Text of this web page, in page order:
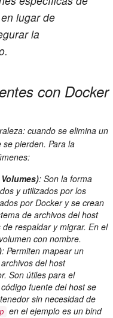
en lugar de
la
con Docker
cuando se elimina un
pierden. Para la
: Son la forma
y utilizados por los
por Docker y se crean
de archivos del host
respaldar y migrar. En el
con nombre.
: Permiten mapear un
del host
Son útiles para el
fuente del host se
sin necesidad de
en el ejemplo es un bind